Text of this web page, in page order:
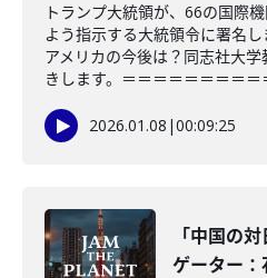
トランプ大統領が、66の国際
よう指示する大統領令に署名
アメリカの今後は？同志社大
きします。＝＝＝＝＝＝＝＝＝
2026.01.08 |00:09:25
「中国の
ゲーター：